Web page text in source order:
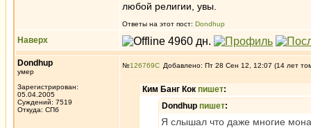
любой религии, увы.
Ответы на этот пост: Dondhup
Наверх
Dondhup
умер
Зарегистрирован:
05.04.2005
Суждений: 7519
Откуда: СПб
№126769 Добавлено: Пт 28 Сен 12, 12:07 (14 лет
Ким Банг Кок пишет:
Dondhup пишет:
Я слышал что даже многие